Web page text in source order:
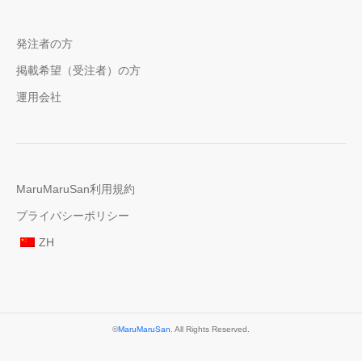
発注者の方
掲載希望（受注者）の方
運用会社
MaruMaruSan利用規約
プライバシーポリシー
ZH
©MaruMaruSan . All Rights Reserved.